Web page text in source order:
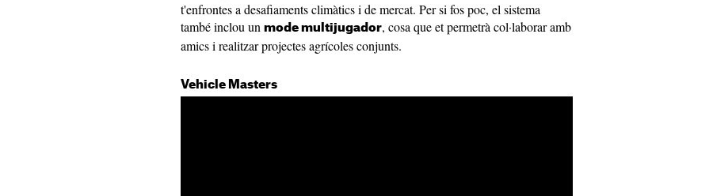
t'enfrontes a desafiaments climàtics i de mercat. Per si fos poc, el sistema
també inclou un mode multijugador, cosa que et permetrà col·laborar amb
amics i realitzar projectes agrícoles conjunts.
Vehicle Masters